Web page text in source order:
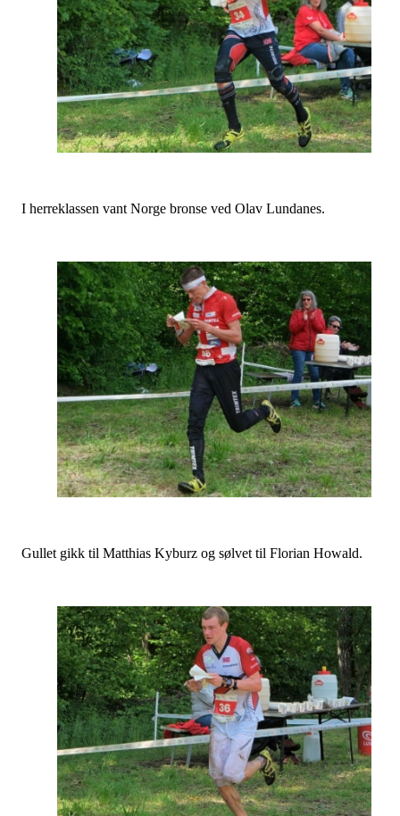
I herreklassen vant Norge bronse ved Olav Lundanes.
Gullet gikk til Matthias Kyburz og sølvet til Florian Howald.